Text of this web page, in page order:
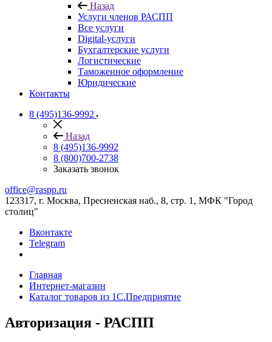
Назад
Услуги членов РАСПП
Все услуги
Digital-услуги
Бухгалтерские услуги
Логистические
Таможенное оформление
Юридические
Контакты
8 (495)136-9992
Назад
8 (495)136-9992
8 (800)700-2738
Заказать звонок
office@raspp.ru
123317, г. Москва, Пресненская наб., 8, стр. 1, МФК "Город
столиц"
Вконтакте
Telegram
Главная
Интернет-магазин
Каталог товаров из 1С.Предприятие
Авторизация - РАСПП